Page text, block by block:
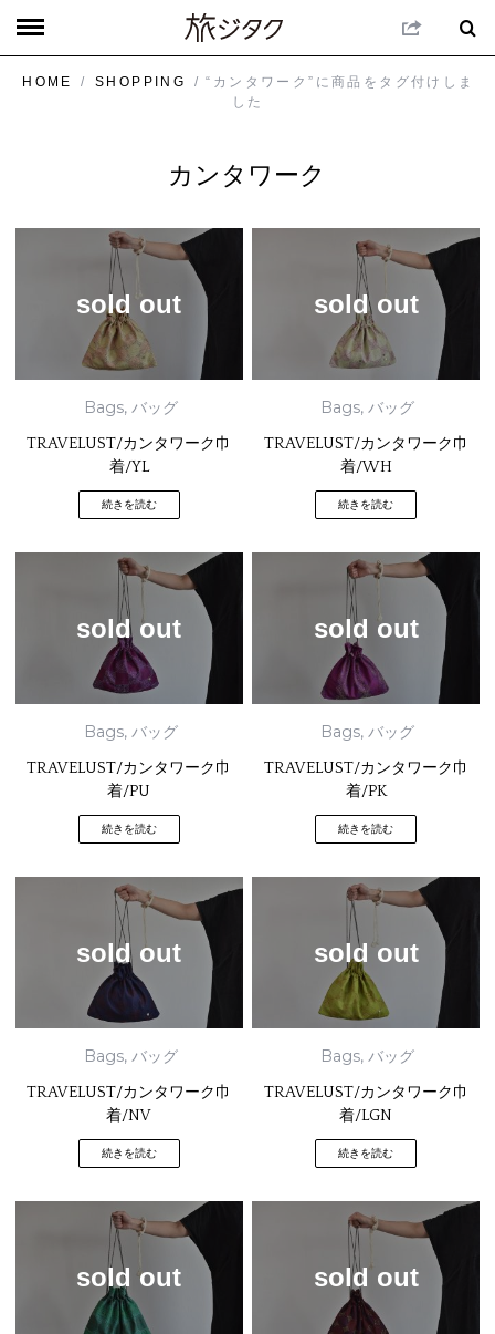
HOME / SHOPPING
/ “カンタワーク”に商品をタグ付けしま
した
カンタワーク
sold out
Bags, バッグ
TRAVELUST/カンタワーク巾
着/YL
続きを読む
sold out
Bags,バッグ
TRAVELUST/カンタワーク巾
着/WH
続きを読む
sold out
Bags, バッグ
TRAVELUST/カンタワーク巾
着/PU
続きを読む
sold out
Bags,バッグ
TRAVELUST/カンタワーク巾
着/PK
続きを読む
sold out
Bags, バッグ
TRAVELUST/カンタワーク巾
着/NV
続きを読む
sold out
Bags,バッグ
TRAVELUST/カンタワーク巾
着/LGN
続きを読む
sold out sold out